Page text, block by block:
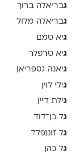
גבריאלה ברוך
גבריאלה מלול
גיא טמם
גיא טרפלר
גיאנה גספריאן
גילי לוין
גילת דיין
גל בן־דוד
גל זוננפלד
גל כהן